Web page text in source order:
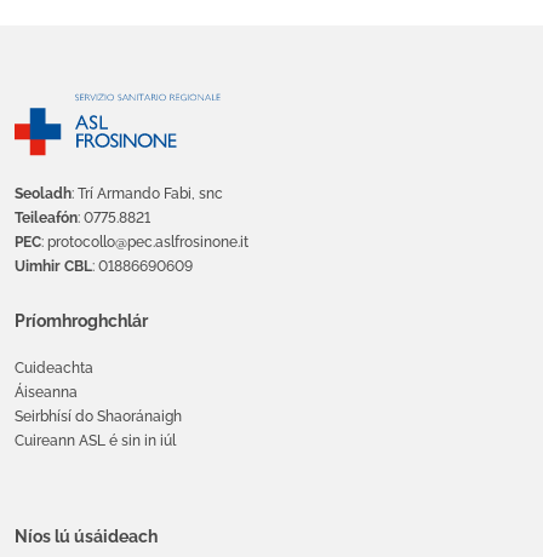
Seoladh: Trí Armando Fabi, snc
Teileafón: 0775.8821
PEC: protocollo@pec.aslfrosinone.it
Uimhir CBL: 01886690609
Príomhroghchlár
Cuideachta
Áiseanna
Seirbhísí do Shaoránaigh
Cuireann ASL é sin in iúl
Níos lú úsáideach